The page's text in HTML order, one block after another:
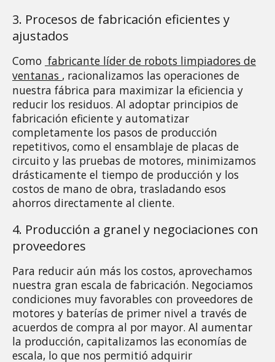
3. Procesos de fabricación eficientes y
ajustados
Como fabricante líder de robots limpiadores de
ventanas , racionalizamos las operaciones de
nuestra fábrica para maximizar la eficiencia y
reducir los residuos. Al adoptar principios de
fabricación eficiente y automatizar
completamente los pasos de producción
repetitivos, como el ensamblaje de placas de
circuito y las pruebas de motores, minimizamos
drásticamente el tiempo de producción y los
costos de mano de obra, trasladando esos
ahorros directamente al cliente.
4. Producción a granel y negociaciones con
proveedores
Para reducir aún más los costos, aprovechamos
nuestra gran escala de fabricación. Negociamos
condiciones muy favorables con proveedores de
motores y baterías de primer nivel a través de
acuerdos de compra al por mayor. Al aumentar
la producción, capitalizamos las economías de
escala, lo que nos permitió adquirir